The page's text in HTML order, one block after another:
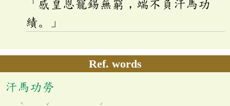
「感皇恩寵錫無窮，端不負汗馬功
績。」
Ref. words
汗馬功勞
ˋ ˇ ˊ